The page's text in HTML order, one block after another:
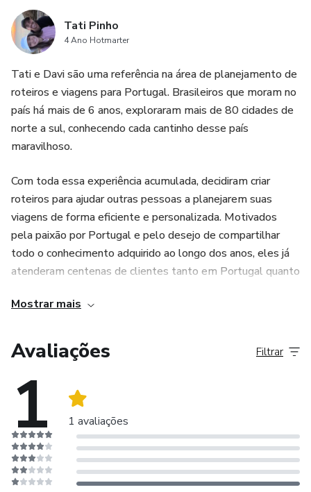
personalizada para desfrutar desse pequeno/grande país.
Tati Pinho
4 Ano Hotmarter
Tati e Davi são uma referência na área de planejamento de
roteiros e viagens para Portugal. Brasileiros que moram no
país há mais de 6 anos, exploraram mais de 80 cidades de
norte a sul, conhecendo cada cantinho desse país
maravilhoso.
Com toda essa experiência acumulada, decidiram criar
roteiros para ajudar outras pessoas a planejarem suas
viagens de forma eficiente e personalizada. Motivados
pela paixão por Portugal e pelo desejo de compartilhar
todo o conhecimento adquirido ao longo dos anos, eles já
atenderam centenas de clientes tanto em Portugal quanto
quem realmente conhece e ama o país. Com o roteiro, você
terá acesso a todas as dicas e segredos que só os
verdadeiros especialistas em viagens podem oferecer. Não
perca a oportunidade de tornar sua viagem a Portugal uma
experiência inesquecível!
Mostrar mais
Avaliações
1 1 avaliações
Filtrar